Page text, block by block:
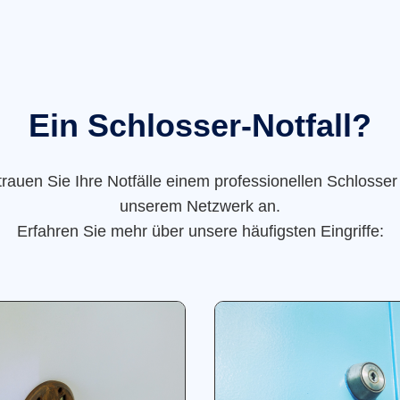
Ein Schlosser-Notfall?
Sie Ihre Notfälle einem professionellen
unserem Netzwerk an.
Erfahren Sie mehr über unsere häufigsten Eingriffe: